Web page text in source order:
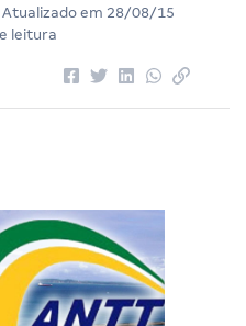
Atualizado em 28/08/15
leitura